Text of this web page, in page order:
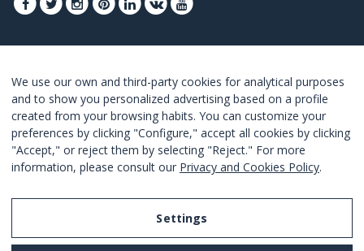
OFERTAS
JUNTE-SE
Estou de acordo com ostermos e as condições.
We use our own and third-party cookies for analytical purposes
and to show you personalized advertising based on a profile
created from your browsing habits. You can customize your
preferences by clicking "Configure," accept all cookies by clicking
"Accept," or reject them by selecting "Reject." For more
information, please consult our Privacy and Cookies Policy.
Settings
Legal Notice